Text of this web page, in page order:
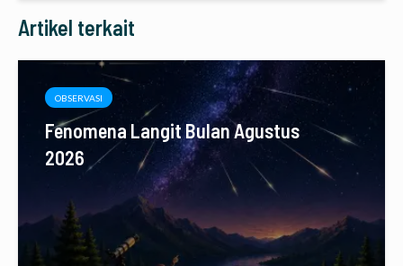
Artikel terkait
OBSERVASI
Fenomena Langit Bulan Agustus
2026